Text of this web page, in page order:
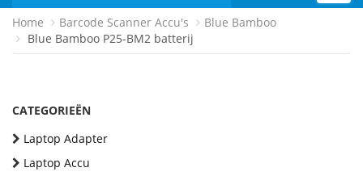
Home Barcode Scanner Accu's
Blue Bamboo
Blue Bamboo P25-BM2 batterij
CATEGORIEËN
Laptop Adapter
Laptop Accu